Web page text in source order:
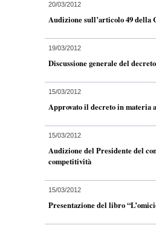
20/03/2012
Audizione sull’articolo 49 della
19/03/2012
Discussione generale del
15/03/2012
Approvato il decreto in materia
15/03/2012
Audizione del Presidente del
competitività
15/03/2012
Presentazione del libro